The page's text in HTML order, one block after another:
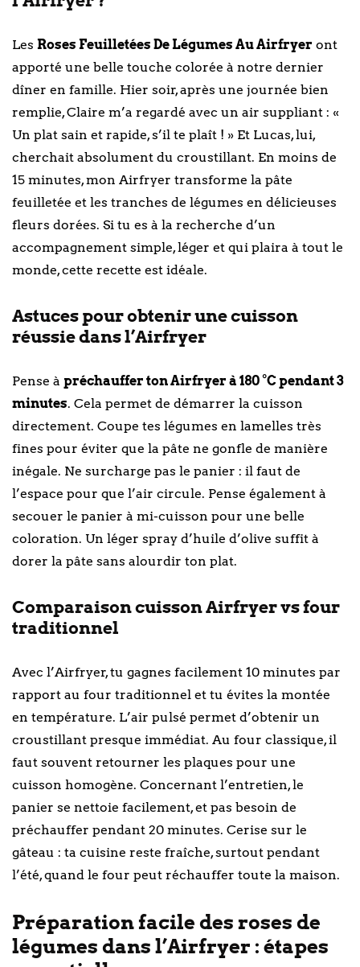
Les Roses Feuilletées De Légumes Au Airfryer ont
apporté une belle touche colorée à notre dernier
dîner en famille. Hier soir, après une journée bien
remplie, Claire m’a regardé avec un air suppliant : «
Un plat sain et rapide, s’il te plaît ! » Et Lucas, lui,
cherchait absolument du croustillant. En moins de
15 minutes, mon Airfryer transforme la pâte
feuilletée et les tranches de légumes en délicieuses
fleurs dorées. Si tu es à la recherche d’un
accompagnement simple, léger et qui plaira à tout le
monde, cette recette est idéale.
Astuces pour obtenir une cuisson
réussie dans l’Airfryer
Pense à préchauffer ton Airfryer à 180 °C pendant 3
minutes. Cela permet de démarrer la cuisson
directement. Coupe tes légumes en lamelles très
fines pour éviter que la pâte ne gonfle de manière
inégale. Ne surcharge pas le panier : il faut de
l’espace pour que l’air circule. Pense également à
secouer le panier à mi-cuisson pour une belle
coloration. Un léger spray d’huile d’olive suffit à
dorer la pâte sans alourdir ton plat.
Comparaison cuisson Airfryer vs four
traditionnel
Avec l’Airfryer, tu gagnes facilement 10 minutes par
rapport au four traditionnel et tu évites la montée
en température. L’air pulsé permet d’obtenir un
croustillant presque immédiat. Au four classique, il
faut souvent retourner les plaques pour une
cuisson homogène. Concernant l’entretien, le
panier se nettoie facilement, et pas besoin de
préchauffer pendant 20 minutes. Cerise sur le
gâteau : ta cuisine reste fraîche, surtout pendant
l’été, quand le four peut réchauffer toute la maison.
Préparation facile des roses de
légumes dans l’Airfryer : étapes